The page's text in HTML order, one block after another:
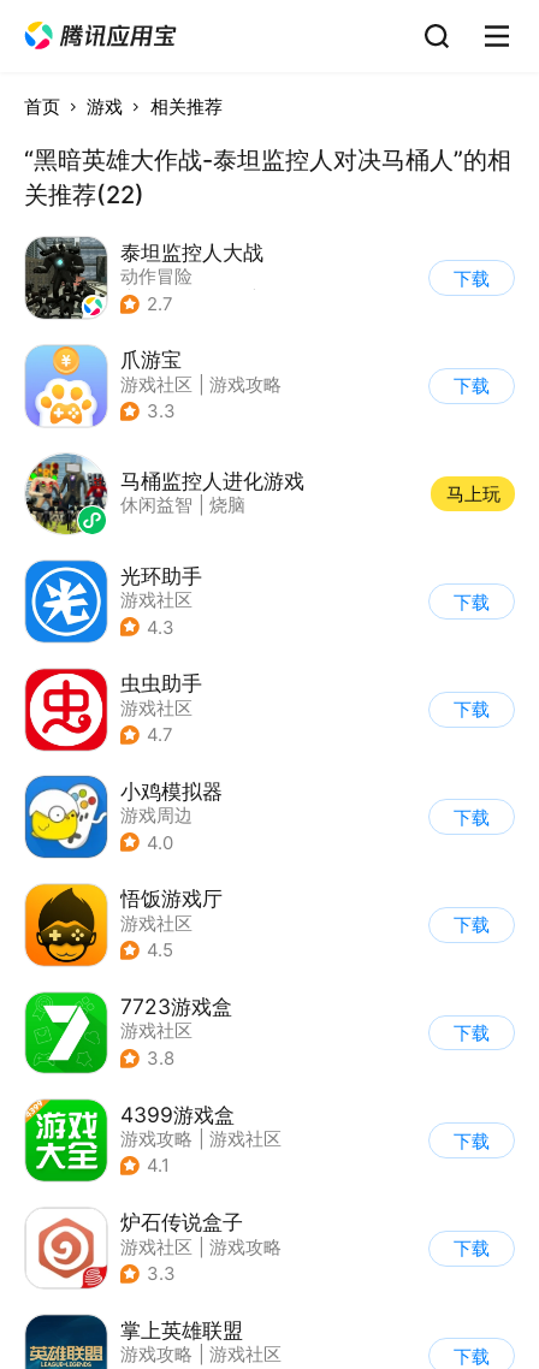
首页 游戏 相关推荐
“黑暗英雄大作战-泰坦监控人对决马桶人”的相
关推荐(22)
泰坦监控人大战
动作冒险
| 第一人称射击
2.7
下载
爪游宝
游戏社区
游戏攻略
3.3
下载
马桶监控人进化游戏
休闲益智 烧脑
马上玩
光环助手
游戏社区
4.3
下载
虫虫助手
游戏社区
4.7
下载
小鸡模拟器
游戏周边
4.0
下载
悟饭游戏厅
游戏社区
4.5
下载
7723游戏盒
游戏社区
3.8
下载
4399游戏盒
游戏攻略
游戏社区
4.1
下载
炉石传说盒子
游戏社区
游戏攻略
3.3
下载
掌上英雄联盟
游戏攻略
游戏社区
下载